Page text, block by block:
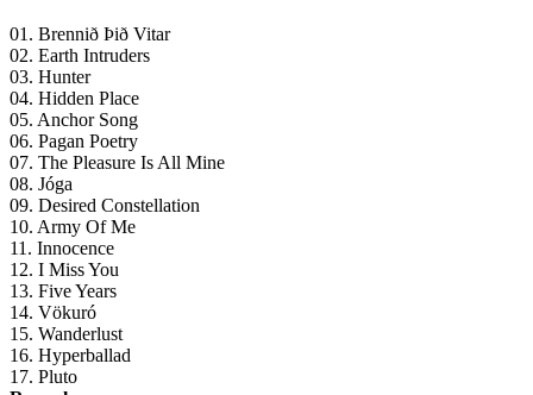
01. Brennið Þið Vitar
02. Earth Intruders
03. Hunter
04. Hidden Place
05. Anchor Song
06. Pagan Poetry
07. The Pleasure Is All Mine
08. Jóga
09. Desired Constellation
10. Army Of Me
11. Innocence
12. I Miss You
13. Five Years
14. Vökuró
15. Wanderlust
16. Hyperballad
17. Pluto